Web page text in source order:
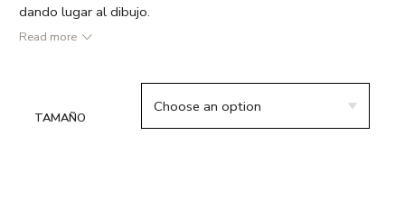
dando lugar al dibujo.
● 55% lino 45% algodón
● Vivo en color blanco
● Relleno no incluido
Read more
TAMAÑO